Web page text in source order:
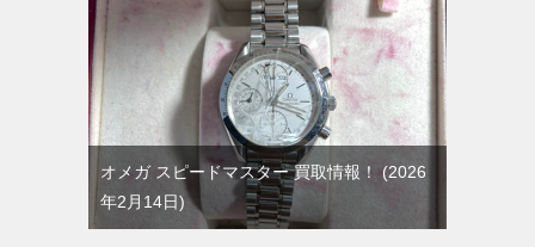
オメガ スピードマスター 買取情報！
2026
年2月14日